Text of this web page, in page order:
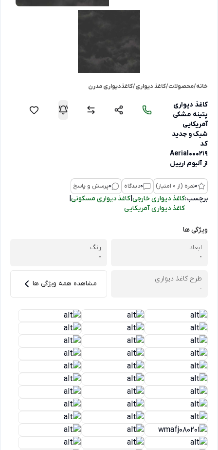
خانه/محصولات/کاغذ دیواری/کاغذدیواری مدرن
کاغذ دیواری
پتینه مشکی
آمریکایی
شیک و جدید
کد
Aerial000219
از آلبوم ارییل
0نمره (از 0 امتیاز) 0دیدگاه 0پرسش و پاسخ
برچسب:کاغذ دیواری خارجی کاغذ دیواری مسکونی
کاغذ دیواری آمریکایی
ویژگی ها
ابعاد
-
رنگ
-
طرح کاغذ دیواری
-
مشاهده همه ویژگی ها